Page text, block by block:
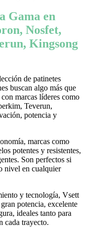
Gama en
Nosfet,
Kingsong
de patinetes
buscan algo más que
marcas líderes como
Teverun,
potencia y
marcas como
potentes y resistentes,
Son perfectos si
nivel en cualquier
y tecnología, Vsett
potencia, excelente
ideales tanto para
cada trayecto.